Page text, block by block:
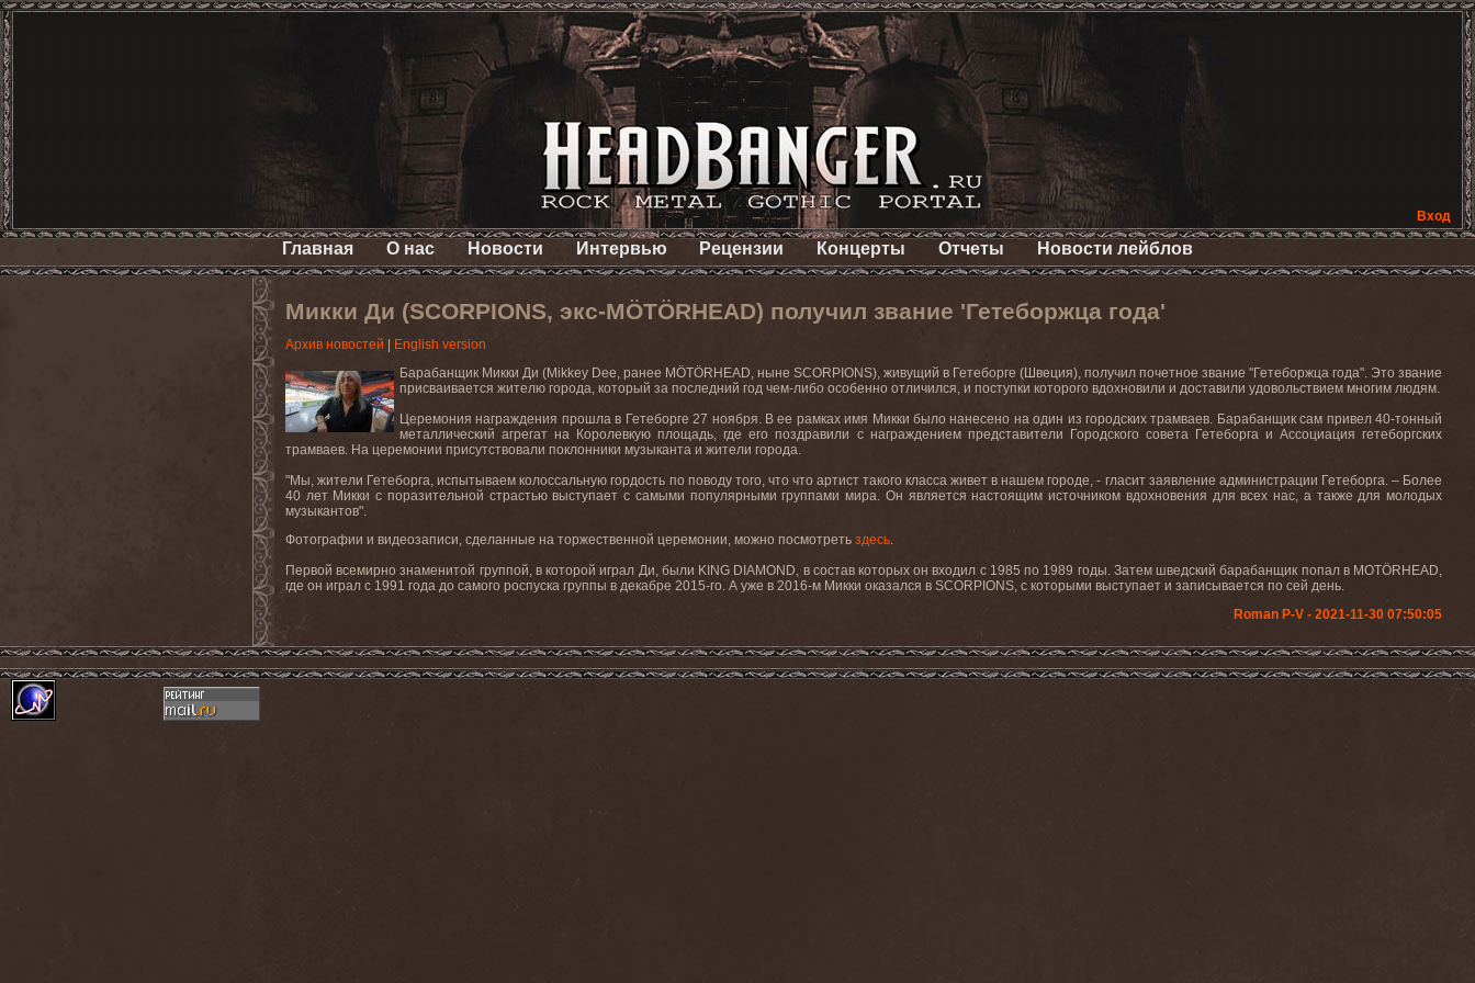
Вход
Главная О нас Новости Интервью Рецензии Концерты Отчеты Новости лейблов
Микки Ди (SCORPIONS, экс-MÖTÖRHEAD) получил звание 'Гетеборжца года'
Архив новостей
English version
Барабанщик Микки Ди (Mikkey Dee, ранее MÖTÖRHEAD, ныне SCORPIONS), живущий в Гетеборге (Швеция), получил почетное звание "Гетеборжца года". Это звание
присваивается жителю города, который за последний год чем-либо особенно отличился, и поступки которого вдохновили и доставили удовольствием многим людям.
Церемония награждения прошла в Гетеборге 27 ноября. В ее рамках имя Микки было нанесено на один из городских трамваев. Барабанщик сам привел 40-тонный
металлический агрегат на Королевкую площадь, где его поздравили с награждением представители Городского совета Гетеборга и Ассоциация гетеборгских
трамваев. На церемонии присутствовали поклонники музыканта и жители города.
"Мы, жители Гетеборга, испытываем колоссальную гордость по поводу того, что что артист такого класса живет в нашем городе, - гласит заявление администрации Гетеборга. – Более
40 лет Микки с поразительной страстью выступает с самыми популярными группами мира. Он является настоящим источником вдохновения для всех нас, а также для молодых
музыкантов".
Фотографии и видеозаписи, сделанные на торжественной церемонии, можно посмотреть здесь.
Первой всемирно знаменитой группой, в которой играл Ди, были KING DIAMOND, в состав которых он входил с 1985 по 1989 годы. Затем шведский барабанщик попал в MOTÖRHEAD,
где он играл с 1991 года до самого роспуска группы в декабре 2015-го. А уже в 2016-м Микки оказался в SCORPIONS, с которыми выступает и записывается по сей день.
Roman P-V - 2021-11-30 07:50:05